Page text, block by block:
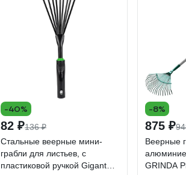
-40%
82 ₽136 ₽
Стальные веерные мини-
грабли для листьев, с
пластиковой ручкой Gigant
-8%
875 ₽
Веерные
GRINDA